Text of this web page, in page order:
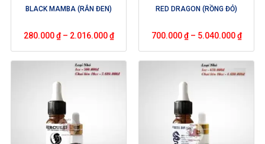
BLACK MAMBA (RẮN ĐEN)
280.000₫– 2.016.000₫
RED DRAGON (RỒNG ĐỎ)
700.000₫– 5.040.000₫